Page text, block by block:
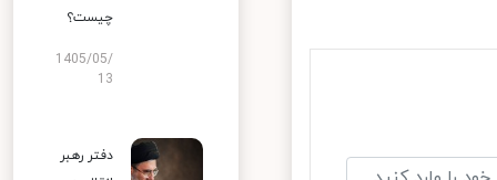
چیست؟
1405/05/
13
دفتر رهبر